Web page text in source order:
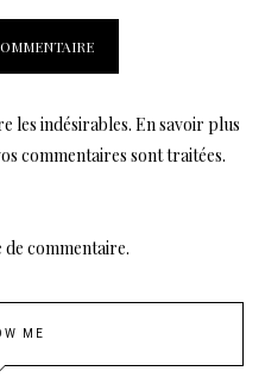
les indésirables. En savoir plus
commentaires sont traitées.
commentaire.
ME